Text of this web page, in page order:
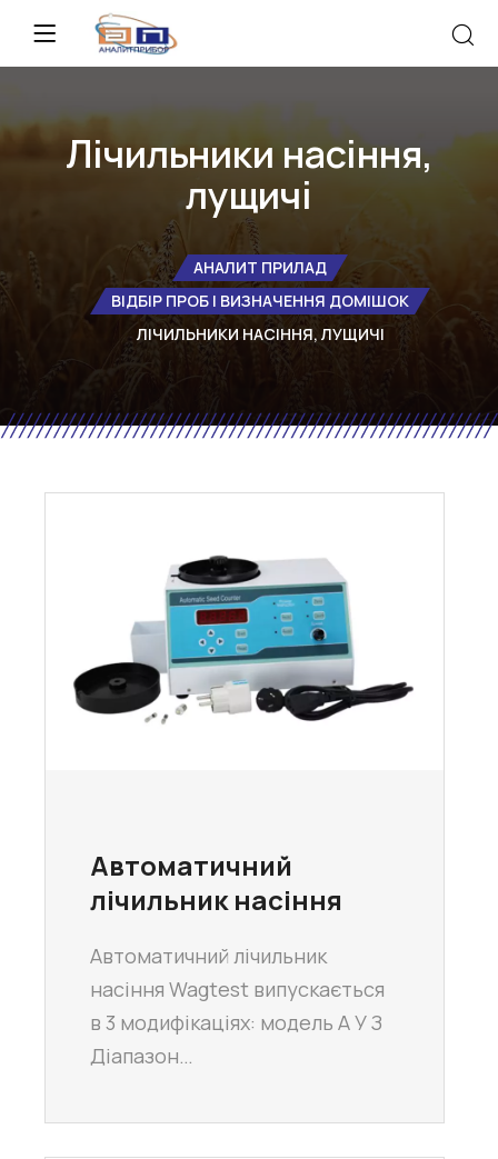
Лічильники насіння,
лущичі
АНАЛИТ ПРИЛАД
ВІДБІР ПРОБ І ВИЗНАЧЕННЯ ДОМІШОК
ЛІЧИЛЬНИКИ НАСІННЯ, ЛУЩИЧІ
Автоматичний
лічильник насіння
Автоматичний лічильник
насіння Wagtest випускається
в 3 модифікаціях: модель А У З
Діапазон…